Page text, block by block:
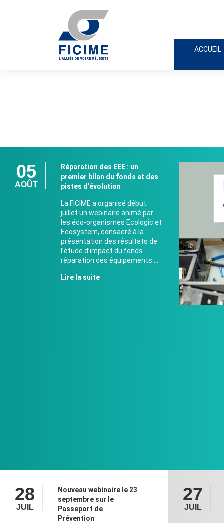
ACCUEIL
05
AOÛT
Réparation des EEE : un
premier bilan du fonds et des
pistes d’évolution
La FICIME a organisé début
juillet un webinaire animé par
les éco-organismes Ecologic et
Ecosystem, consacré à la
présentation des résultats de
l’étude d’impact du fonds
réparation des équipements ...
Lire la suite
28
JUIL
Nouveau webinaire le 23
septembre sur le
Passeport de
Prévention
27
JUIL